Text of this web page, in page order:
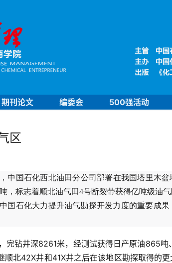
期刊论文 编委会 500强活动
区
中国石化西北油田分公司部署在我国塔里木
，标志着顺北油气田4号断裂带获得亿吨级油
国石化大力提升油气勘探开发力度的重要成
完钻井深8261米，经测试获得日产原油865
北42X井和41X井之后在该地区勘探取得的